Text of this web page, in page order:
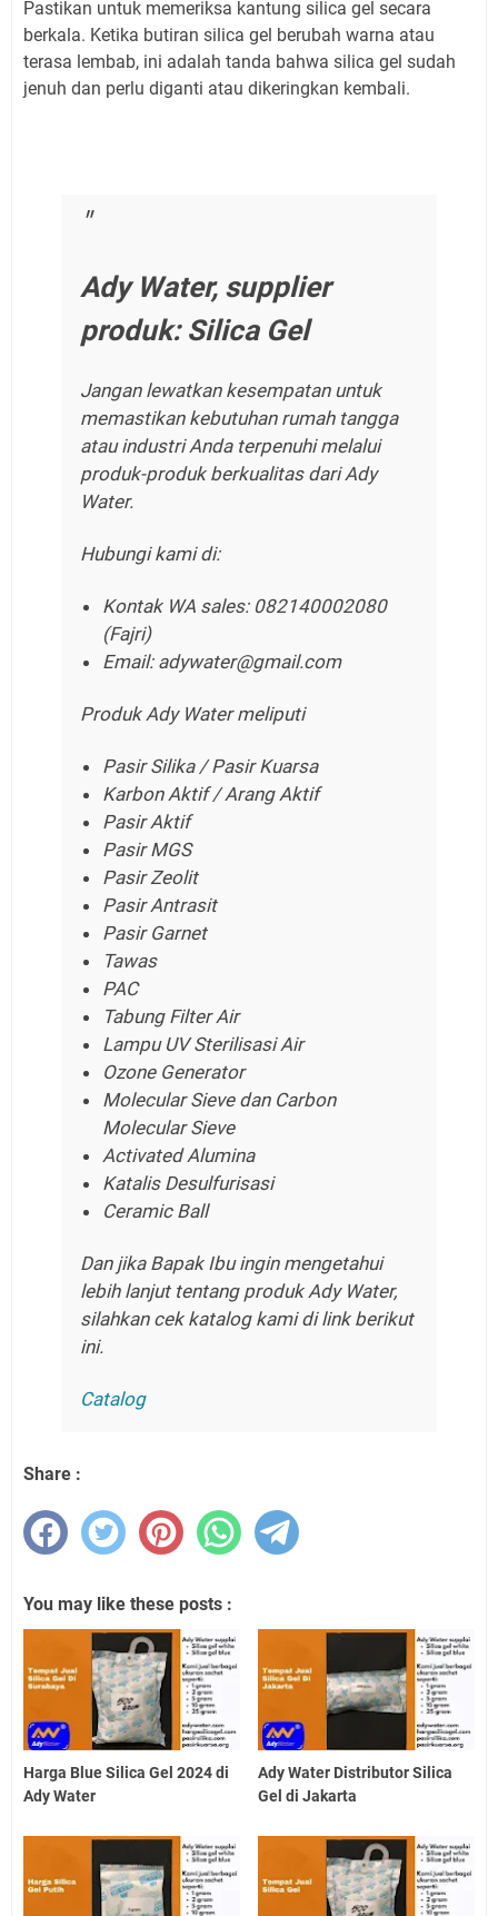
Pastikan untuk memeriksa kantung silica gel secara
berkala. Ketika butiran silica gel berubah warna atau
terasa lembab, ini adalah tanda bahwa silica gel sudah
jenuh dan perlu diganti atau dikeringkan kembali.
Ady Water, supplier
produk: Silica Gel
Jangan lewatkan kesempatan untuk
memastikan kebutuhan rumah tangga
atau industri Anda terpenuhi melalui
produk-produk berkualitas dari Ady
Water.
Hubungi kami di:
Kontak WA sales: 082140002080
(Fajri)
Email: adywater@gmail.com
Produk Ady Water meliputi
Pasir Silika / Pasir Kuarsa
Karbon Aktif / Arang Aktif
Pasir Aktif
Pasir MGS
Pasir Zeolit
Pasir Antrasit
Pasir Garnet
Tawas
PAC
Tabung Filter Air
Lampu UV Sterilisasi Air
Ozone Generator
Molecular Sieve dan Carbon
Molecular Sieve
Activated Alumina
Katalis Desulfurisasi
Ceramic Ball
Dan jika Bapak Ibu ingin mengetahui
lebih lanjut tentang produk Ady Water,
silahkan cek katalog kami di link berikut
ini.
Catalog
Share :
You may like these posts :
Harga Blue Silica Gel 2024 di
Ady Water
Ady Water Distributor Silica
Gel di Jakarta